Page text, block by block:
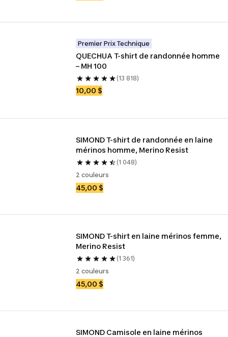
Premier Prix Technique
QUECHUA T-shirt de randonnée homme
– MH 100
(13 818)
10,00 $
SIMOND T-shirt de randonnée en laine
mérinos homme, Merino Resist
(1 048)
2 couleurs
45,00 $
SIMOND T-shirt en laine mérinos femme,
Merino Resist
(1 361)
2 couleurs
45,00 $
SIMOND Camisole en laine mérinos